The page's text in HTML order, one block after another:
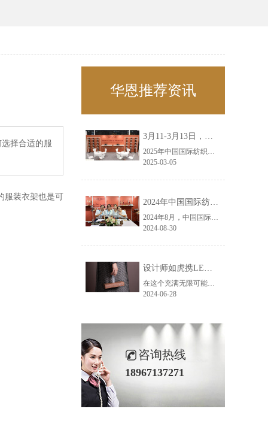
择合适的服
服装衣架也是可
华恩推荐资讯
3月11-3月13日，华恩诚邀您共赴上海面辅料春夏展——华恩
2025年中国国际纺织面料及辅料（春夏）博览会即将盛大开启！感谢您对华恩品牌的关注！3.11-3.13，杭州华恩（LEMONLEE）诚邀您共赴这场春日的宴会！
2025-03-05
2024年中国国际纺织面料及辅料（秋冬）博览会完美收官！——华恩
2024年8月，中国国际纺织面料及辅料（秋冬）博览会完美收官！作为一家拥有30年历史的专业衣架制造商，我们非常荣幸能够参与这一盛会，并在此期间与众多客户进行了广泛而深入的交流。
2024-08-30
设计师如虎携LEMONLEE红雪松礼盒荣获第六届未来·已来香港新锐当代设计奖铜奖
在这个充满无限可能的2024年夏季，LEMONLEE品牌设计师如虎以其非凡的创意与对自然的深刻理解，精心打造的红雪松木球礼盒，在“2024未来·已来——第六届香港新锐当代设计奖”中摘得铜奖。这不仅是对设计师如虎原创设计能力的嘉奖，更是对LEMONLEE品牌的高度认可。
2024-06-28
咨询热线
18967137271